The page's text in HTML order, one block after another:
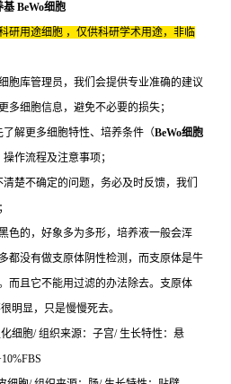
BeWo细胞
研用途细胞 ，仅供科研学术用途，非临
胞库管理员，我们会提供专业准确的建议
多细胞信息，避免不必要的损失；
解更多细胞特性、培养条件（BeWo细胞
作流程及注意事项；
楚不确定的问题，务必及时反馈，我们
色的，好象多为多形，培养液一般会浑
都没有做支原体阴性检测，而支原体是牛
而且它不能用过滤的办法除去。支原体
明显，只是慢慢死去。
细胞/ 组织来源：子宫/ 生长特性：悬